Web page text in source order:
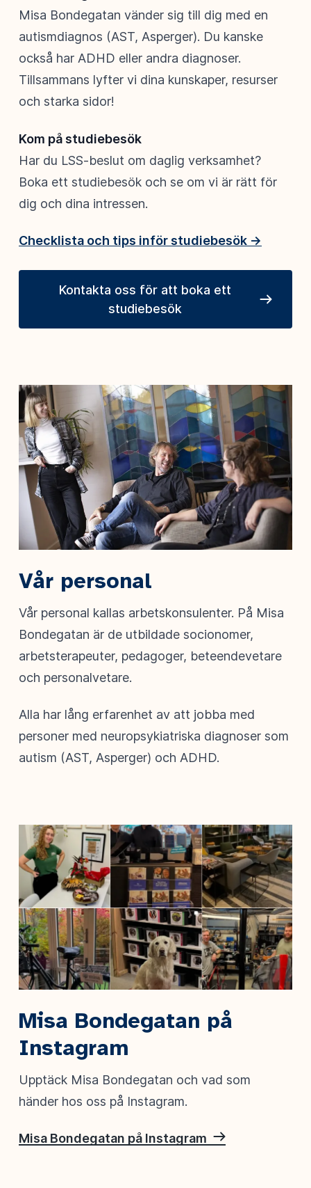
Misa Bondegatan vänder sig till dig med en
autismdiagnos (AST, Asperger). Du kanske
också har ADHD eller andra diagnoser.
Tillsammans lyfter vi dina kunskaper, resurser
och starka sidor!
Kom på studiebesök
Har du LSS-beslut om daglig verksamhet?
Boka ett studiebesök och se om vi är rätt för
dig och dina intressen.
Checklista och tips inför studiebesök →
Kontakta oss för att boka ett
studiebesök
Vår personal
Vår personal kallas arbetskonsulenter. På Misa
Bondegatan är de utbildade socionomer,
arbetsterapeuter, pedagoger, beteendevetare
och personalvetare.
Alla har lång erfarenhet av att jobba med
personer med neuropsykiatriska diagnoser som
autism (AST, Asperger) och ADHD.
Misa Bondegatan på
Instagram
Upptäck Misa Bondegatan och vad som
händer hos oss på Instagram.
Misa Bondegatan på Instagram